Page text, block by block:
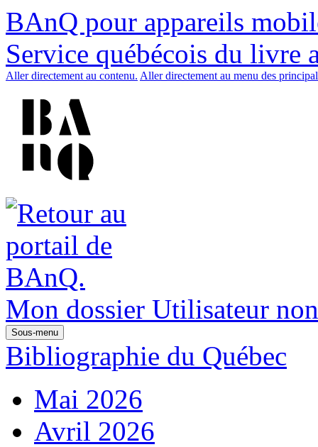
BAnQ pour appareils
Service québécois du livre
Aller directement au contenu. Aller directement au menu des
Mon dossier Utilisateur
Sous-menu
Bibliographie du Québec
Mai 2026
Avril 2026